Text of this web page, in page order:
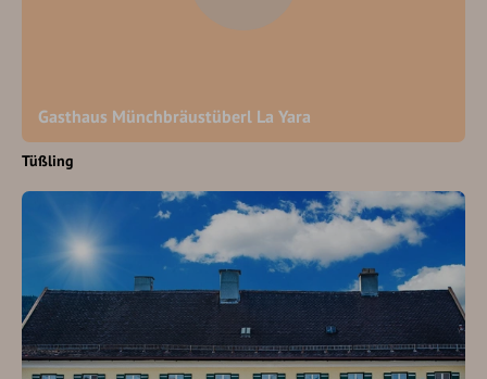
Gasthaus Münchbräustüberl La Yara
Tüßling